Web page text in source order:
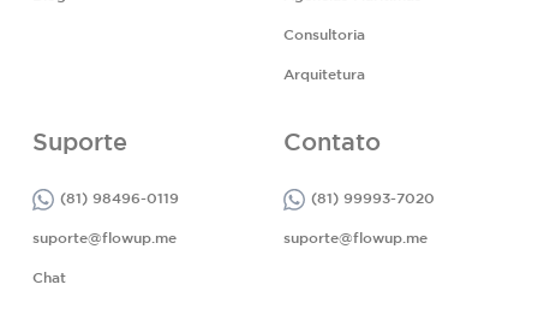
Consultoria
Arquitetura
Suporte
(81) 98496-0119
suporte@flowup.me
Chat
Contato
(81) 99993-7020
suporte@flowup.me